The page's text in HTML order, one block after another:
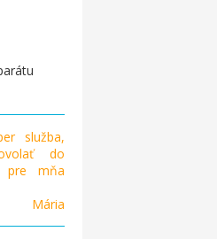
služba,
do
pre mňa
Mária